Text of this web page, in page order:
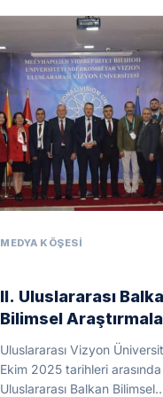
II. Uluslararası
Bilimsel
Kongresi,
Vizyon Üniversitesi
Sahipliğinde
Uluslararası Vizyon
Ekim 2025 tarihleri
Uluslararası Balkan Bilimsel